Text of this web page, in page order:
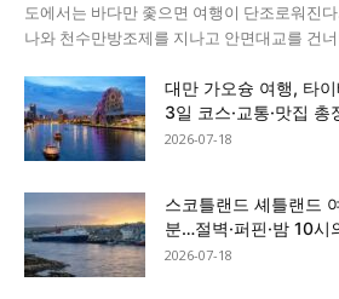
도에서는 바다만 좇으면 여행이 단조로워진
나와 천수만방조제를 지나고 안면대교를 건
대만 가오슝 여행, 타
3일 코스·교통·맛집 총
2026-07-18
스코틀랜드 셰틀랜드
분…절벽·퍼핀·밤 10시
2026-07-18